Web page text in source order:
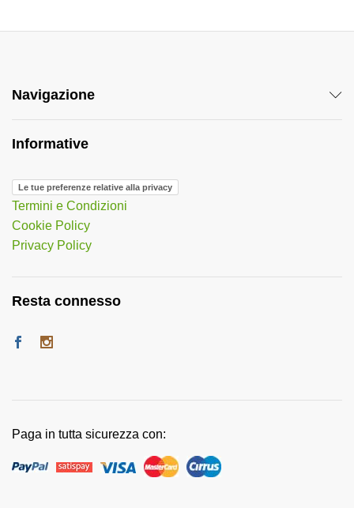
Navigazione
Informative
Le tue preferenze relative alla privacy
Termini e Condizioni
Cookie Policy
Privacy Policy
Resta connesso
Paga in tutta sicurezza con: